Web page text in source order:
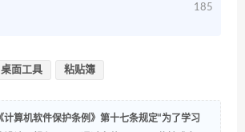
185
桌面工具 粘贴簿
计算机软件保护条例》第十七条规定“为了学习